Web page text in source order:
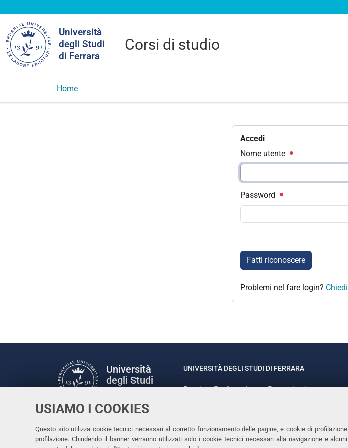
USIAMO I COOKIES
Questo sito utilizza cookie tecnici necessari al corretto funzionamento delle pagine, e cookie di
profilazione. Chiudendo il banner verranno utilizzati solo i cookie tecnici necessari alla navigazione e
Università
degli Studi
di Ferrara
Corsi di studio
nel
sito
Home
Accedi
Nome utente
Password
Fatti riconoscere
Problemi nel fare login?
Università
degli Studi
Facebook
LinkedinInstagram
Youtube
UNIVERSITÀ DEGLI STUDI DI FERRARA
Rettrice: Prof.ssa Laura Ramaciotti